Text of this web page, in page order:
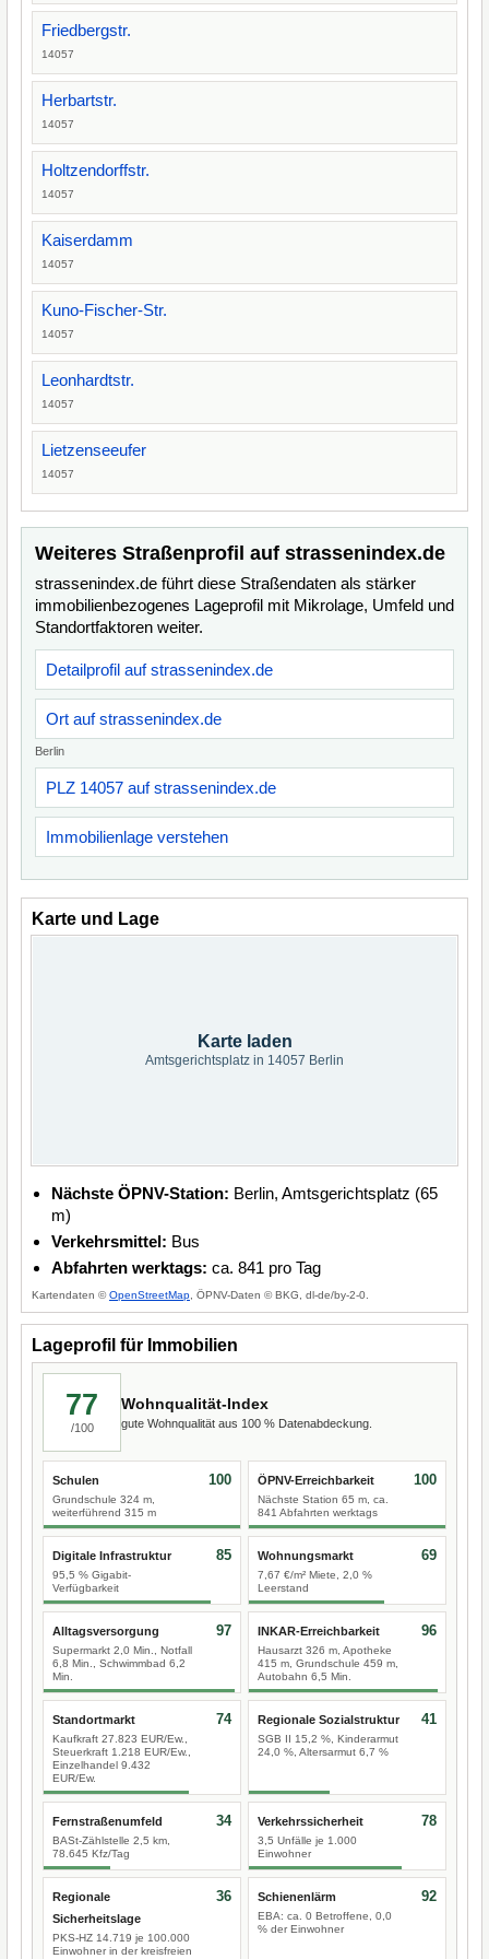
Friedbergstr.
14057
Herbartstr.
14057
Holtzendorffstr.
14057
Kaiserdamm
14057
Kuno-Fischer-Str.
14057
Leonhardtstr.
14057
Lietzenseeufer
14057
Weiteres Straßenprofil auf strassenindex.de
strassenindex.de führt diese Straßendaten als stärker
immobilienbezogenes Lageprofil mit Mikrolage, Umfeld und
Standortfaktoren weiter.
Detailprofil auf strassenindex.de
Ort auf strassenindex.de
Berlin
PLZ 14057 auf strassenindex.de
Immobilienlage verstehen
Karte und Lage
Karte laden
Amtsgerichtsplatz in 14057 Berlin
Nächste ÖPNV-Station: Berlin, Amtsgerichtsplatz (65
m)
Verkehrsmittel: Bus
Abfahrten werktags: ca. 841 pro Tag
Kartendaten ©OpenStreetMap , ÖPNV-Daten © BKG, dl-de/by-2-0.
Lageprofil für Immobilien
77
/100
Wohnqualität-Index
gute Wohnqualität aus 100 % Datenabdeckung.
Schulen
Grundschule 324 m,
weiterführend 315 m
100 ÖPNV-Erreichbarkeit
Nächste Station 65 m, ca.
841 Abfahrten werktags
100
Digitale Infrastruktur
95,5 % Gigabit-
Verfügbarkeit
85 Wohnungsmarkt
7,67 €/m² Miete, 2,0 %
Leerstand
69
Alltagsversorgung
Supermarkt 2,0 Min., Notfall
6,8 Min., Schwimmbad 6,2
Min.
97 INKAR-Erreichbarkeit
Hausarzt 326 m, Apotheke
415 m, Grundschule 459 m,
Autobahn 6,5 Min.
96
Standortmarkt
Kaufkraft 27.823 EUR/Ew.,
Steuerkraft 1.218 EUR/Ew.,
Einzelhandel 9.432
EUR/Ew.
74 Regionale Sozialstruktur
SGB II 15,2 %, Kinderarmut
24,0 %, Altersarmut 6,7 %
41
Fernstraßenumfeld
BASt-Zählstelle 2,5 km,
78.645 Kfz/Tag
34 Verkehrssicherheit
3,5 Unfälle je 1.000
Einwohner
78
Regionale
Sicherheitslage
PKS-HZ 14.719 je 100.000
Einwohner in der kreisfreien
36 Schienenlärm
EBA: ca. 0 Betroffene, 0,0
% der Einwohner
92